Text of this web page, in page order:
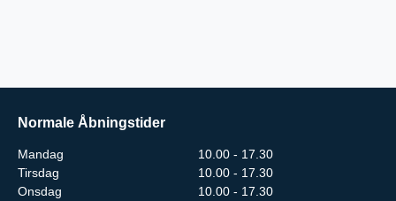
Normale Åbningstider
Mandag
10.00 - 17.30
Tirsdag
10.00 - 17.30
Onsdag
10.00 - 17.30